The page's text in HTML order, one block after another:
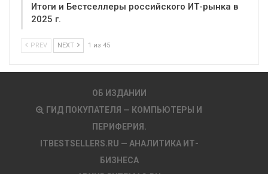
Итоги и Бестселлеры российского ИТ-рынка в
2025 г.
PREV NEXT 1 из 45
ОБ ИЗДАНИИ
ГИД ПОКУПАТЕЛЯ — КОМПЬЮТЕРЫ И
ПЕРИФЕРИЯ.
ITBESTSELLERS.RU — АНАЛИТИКА ИТ-
БИЗНЕСА